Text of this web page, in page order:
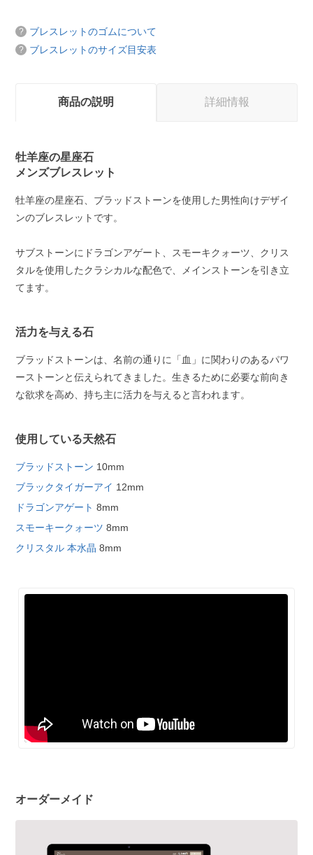
ブレスレットのゴムについて
ブレスレットのサイズ目安表
商品の説明 詳細情報
牡羊座の星座石
メンズブレスレット
牡羊座の星座石、ブラッドストーンを使用した男性向けデザイ
ンのブレスレットです。
サブストーンにドラゴンアゲート、スモーキクォーツ、クリス
タルを使用したクラシカルな配色で、メインストーンを引き立
てます。
活力を与える石
ブラッドストーンは、名前の通りに「血」に関わりのあるパワ
ーストーンと伝えられてきました。生きるために必要な前向き
な欲求を高め、持ち主に活力を与えると言われます。
使用している天然石
ブラッドストーン 10mm
ブラックタイガーアイ 12mm
ドラゴンアゲート 8mm
スモーキークォーツ 8mm
クリスタル 本水晶 8mm
オーダーメイド